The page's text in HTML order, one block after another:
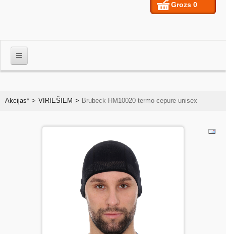
Grozs 0
Akcijas* > VĪRIEŠIEM > Brubeck HM10020 termo cepure unisex